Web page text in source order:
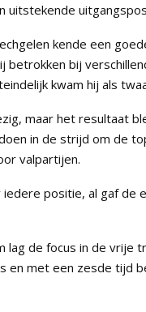
uitstekende
kende een
bij
kwam hij als
maar het resultaat
in de strijd om de
valpartijen.
positie, al gaf de
de focus in de vrije
en met een zesde tijd